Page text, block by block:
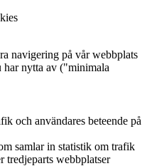
navigering på vår webbplats
har nytta av ("minimala
och användares beteende på
samlar in statistik om trafik
tredjeparts webbplatser